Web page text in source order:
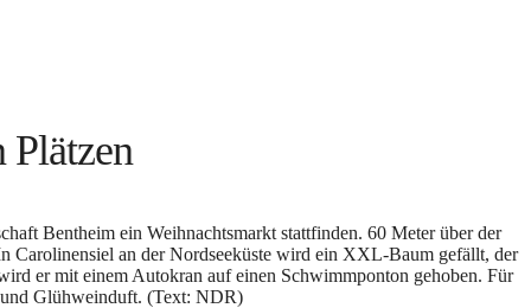
Plätzen
Bentheim ein Weihnachtsmarkt stattfinden. 60 Meter über der
Carolinensiel an der Nordseeküste wird ein XXL-Baum gefällt, der
er mit einem Autokran auf einen Schwimmponton gehoben. Für
Glühweinduft. (Text: NDR)